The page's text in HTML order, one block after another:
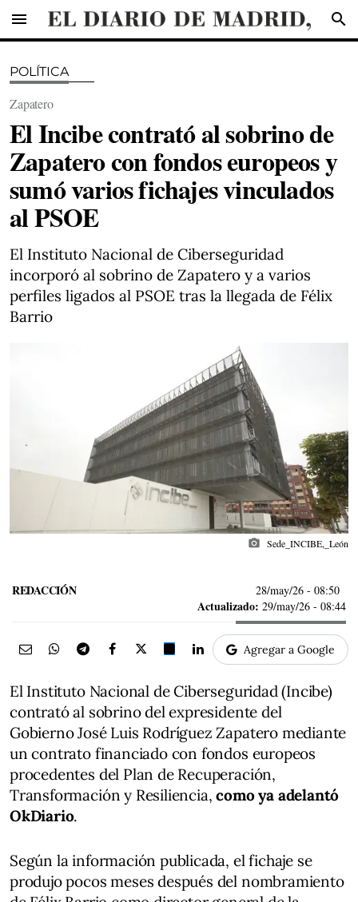
menu search
POLÍTICA
Zapatero
El Incibe contrató al sobrino de
Zapatero con fondos europeos y
sumó varios fichajes vinculados
al PSOE
El Instituto Nacional de Ciberseguridad
incorporó al sobrino de Zapatero y a varios
perfiles ligados al PSOE tras la llegada de Félix
Barrio
photo_camera Sede_INCIBE,_León
REDACCIÓN 28/may/26 - 08:50
Actualizado: 29/may/26 - 08:44
Agregar a Google
El Instituto Nacional de Ciberseguridad (Incibe)
contrató al sobrino del expresidente del
Gobierno José Luis Rodríguez Zapatero mediante
un contrato financiado con fondos europeos
procedentes del Plan de Recuperación,
Transformación y Resiliencia,como ya adelantó
OkDiario.
Según la información publicada, el fichaje se
produjo pocos meses después del nombramiento